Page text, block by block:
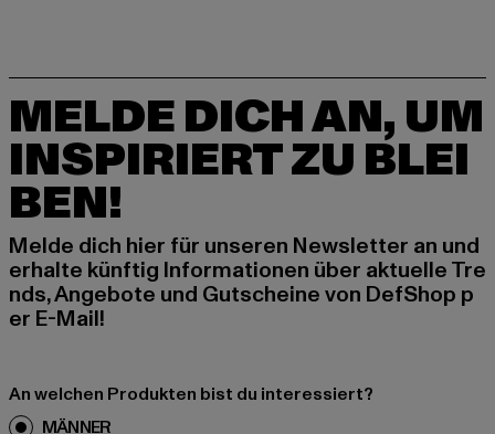
MELDE DICH AN, UM
INSPIRIERT ZU BLEI
BEN!
Melde dich hier für unseren Newsletter an und
erhalte künftig Informationen über aktuelle Tre
nds, Angebote und Gutscheine von DefShop p
er E-Mail!
An welchen Produkten bist du interessiert?
MÄNNER